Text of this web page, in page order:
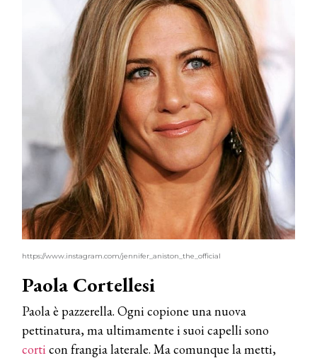
https://www.instagram.com/jennifer_aniston_the_official
Paola Cortellesi
Paola è pazzerella. Ogni copione una nuova
pettinatura, ma ultimamente i suoi capelli sono
corti con frangia laterale. Ma comunque la metti,